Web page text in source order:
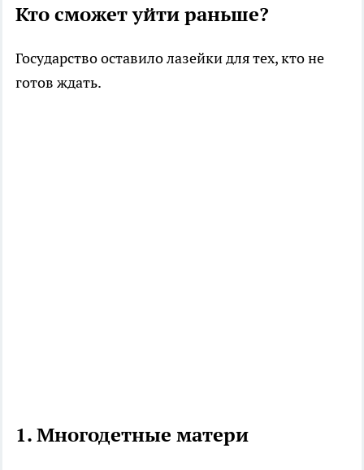
Кто сможет уйти раньше?
Государство оставило лазейки для тех, кто не
готов ждать.
1. Многодетные матери